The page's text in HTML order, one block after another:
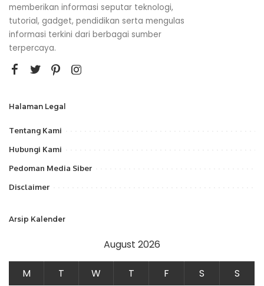
memberikan informasi seputar teknologi,
tutorial, gadget, pendidikan serta mengulas
informasi terkini dari berbagai sumber
terpercaya.
Halaman Legal
Tentang Kami
Hubungi Kami
Pedoman Media Siber
Disclaimer
Arsip Kalender
August 2026
M T W T F S
S